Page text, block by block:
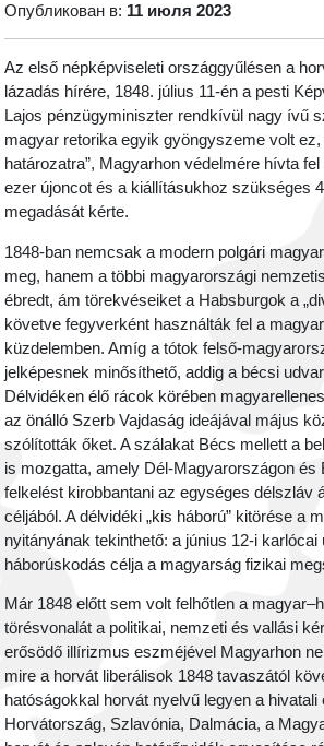
Опубликован в: 11 июля 2023
Az első népképviseleti országgyűlésen a
lázadás hírére, 1848. július 11-én a pesti
Lajos pénzügyminiszter rendkívül nagy ívű
magyar retorika egyik gyöngyszeme volt
határozatra”, Magyarhon védelmére hívta
ezer újoncot és a kiállításukhoz szükséges
megadását kérte.
1848-ban nemcsak a modern polgári
meg, hanem a többi magyarországi
ébredt, ám törekvéseiket a Habsburgok a
követve fegyverként használták fel a
küzdelemben. Amíg a tótok felső-
jelképesnek minősíthető, addig a bécsi
Délvidéken élő rácok körében
az önálló Szerb Vajdaság ideájával május
szólították őket. A szálakat Bécs mellett a
is mozgatta, amely Dél-Magyarországon és
felkelést kirobbantani az egységes délszláv
céljából. A délvidéki „kis háború” kitörése a
nyitányának tekinthető: a június 12-i
háborúskodás célja a magyarság fizikai
Már 1848 előtt sem volt felhőtlen a
törésvonalát a politikai, nemzeti és vallási
erősödő illírizmus eszméjével Magyarhon
mire a horvát liberálisok 1848 tavaszától
hatóságokkal horvát nyelvű legyen a
Horvátország, Szlavónia, Dalmácia, a